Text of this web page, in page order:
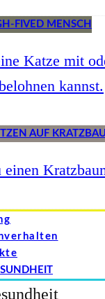
Katze mit
kannst.
einen